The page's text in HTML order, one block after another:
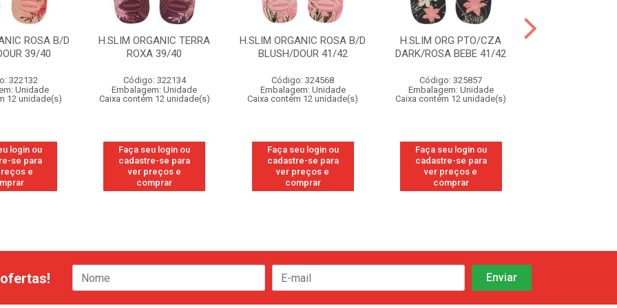
ROSA B/D
39/40
322132
Unidade
12 unidade(s)
login ou
se para
e
H.SLIM ORGANIC TERRA
ROXA 39/40
Código: 322134
Embalagem: Unidade
Caixa contém 12 unidade(s)
Faça seu login ou
cadastre-se para
ver preços e
comprar
H.SLIM ORGANIC ROSA B/D
BLUSH/DOUR 41/42
Código: 324568
Embalagem: Unidade
Caixa contém 12 unidade(s)
Faça seu login ou
cadastre-se para
ver preços e
comprar
H.SLIM ORG PTO/CZA
DARK/ROSA BEBE 41/42
Código: 325857
Embalagem: Unidade
Caixa contém 12 unidade(s)
Faça seu login ou
cadastre-se para
ver preços e
comprar